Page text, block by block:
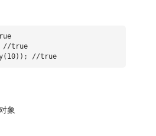
//true
//true
象